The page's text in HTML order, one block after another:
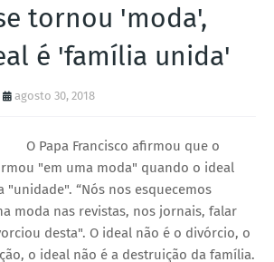
tornou 'moda',
é 'família unida'
agosto 30, 2018
O Papa Francisco afirmou que o
"em uma moda" quando o ideal
"unidade". “Nós nos esquecemos
moda nas revistas, nos jornais, falar
desta". O ideal não é o divórcio, o
o ideal não é a destruição da família.